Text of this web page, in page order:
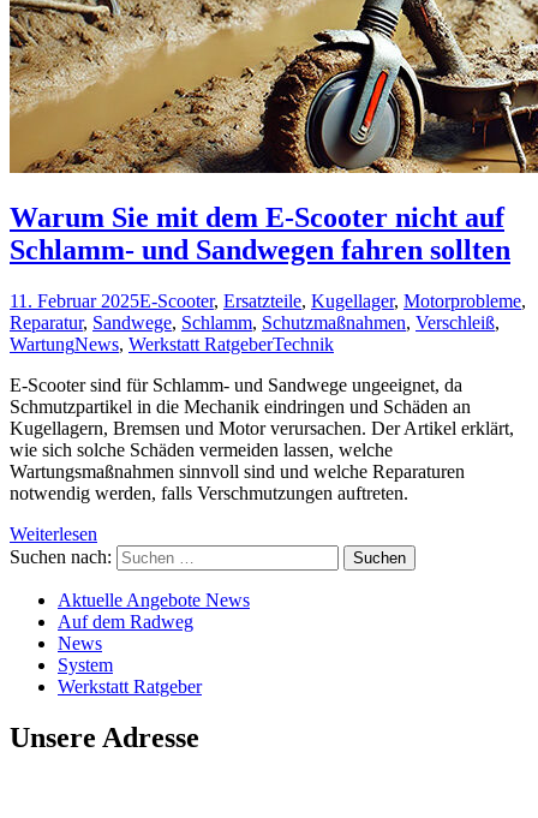
Warum Sie mit dem E-Scooter nicht auf
Schlamm- und Sandwegen fahren sollten
11. Februar 2025E-Scooter, Ersatzteile, Kugellager, Motorprobleme,
Reparatur, Sandwege, Schlamm, Schutzmaßnahmen, Verschleiß,
WartungNews, Werkstatt RatgeberTechnik
E-Scooter sind für Schlamm- und Sandwege ungeeignet, da
Schmutzpartikel in die Mechanik eindringen und Schäden an
Kugellagern, Bremsen und Motor verursachen. Der Artikel erklärt,
wie sich solche Schäden vermeiden lassen, welche
Wartungsmaßnahmen sinnvoll sind und welche Reparaturen
notwendig werden, falls Verschmutzungen auftreten.
Weiterlesen
Suchen nach:
Aktuelle Angebote News
Auf dem Radweg
News
System
Werkstatt Ratgeber
Unsere Adresse